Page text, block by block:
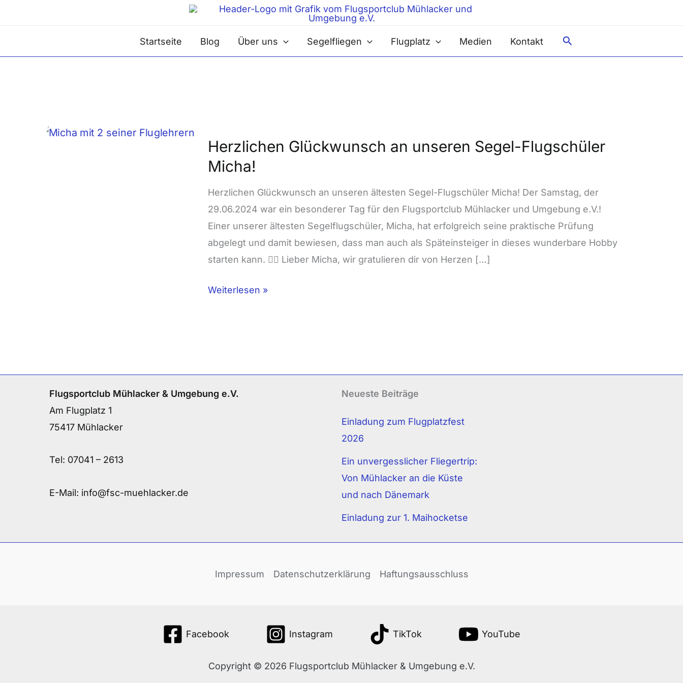
Startseite Blog Über uns Segelfliegen Flugplatz Medien Kontakt Suche
Herzlichen Glückwunsch an unseren Segel-Flugschüler
Micha!
Herzlichen Glückwunsch an unseren ältesten Segel-Flugschüler Micha! Der Samstag, der
29.06.2024 war ein besonderer Tag für den Flugsportclub Mühlacker und Umgebung e.V.!
Einer unserer ältesten Segelflugschüler, Micha, hat erfolgreich seine praktische Prüfung
abgelegt und damit bewiesen, dass man auch als Späteinsteiger in dieses wunderbare Hobby
starten kann. 👨‍✈️ Lieber Micha, wir gratulieren dir von Herzen […]
Glückwunsch
an
Segel-
Flugschüler
Micha!
Weiterlesen »
Flugsportclub Mühlacker & Umgebung e.V.
Am Flugplatz 1
75417 Mühlacker
Tel: 07041 – 2613
E-Mail: info@fsc-muehlacker.de
Neueste Beiträge
Einladung zum Flugplatzfest
2026
Ein unvergesslicher Fliegertrip:
Von Mühlacker an die Küste
und nach Dänemark
Einladung zur 1. Maihocketse
Impressum Datenschutzerklärung Haftungsausschluss
Facebook Instagram TikTok YouTube
Copyright © 2026 Flugsportclub Mühlacker & Umgebung e.V.